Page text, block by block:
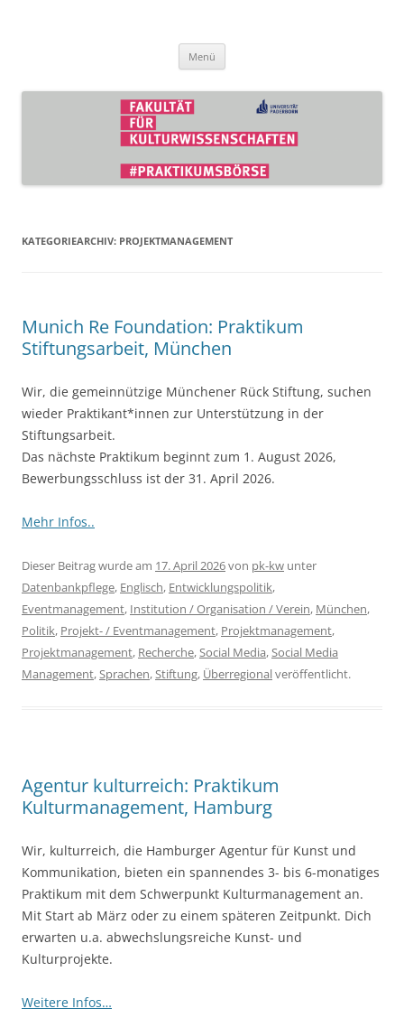
Kulturwissenschaften
Menü
KATEGORIEARCHIV: PROJEKTMANAGEMENT
Munich Re Foundation: Praktikum
Stiftungsarbeit, München
Wir, die gemeinnützige Münchener Rück Stiftung, suchen
wieder Praktikant*innen zur Unterstützung in der
Stiftungsarbeit.
Das nächste Praktikum beginnt zum 1. August 2026,
Bewerbungsschluss ist der 31. April 2026.
Mehr Infos..
Dieser Beitrag wurde am 17. April 2026von pk-kw unter
Datenbankpflege, Englisch, Entwicklungspolitik,
Eventmanagement, Institution / Organisation / Verein, München,
Politik, Projekt- / Eventmanagement, Projektmanagement,
Projektmanagement, Recherche,Social Media,Social Media
Management,Sprachen,Stiftung, Überregionalveröffentlicht.
Agentur kulturreich: Praktikum
Kulturmanagement, Hamburg
Wir, kulturreich, die Hamburger Agentur für Kunst und
Kommunikation, bieten ein spannendes 3- bis 6-monatiges
Praktikum mit dem Schwerpunkt Kulturmanagement an.
Mit Start ab März oder zu einem späteren Zeitpunkt. Dich
erwarten u.a. abwechslungsreiche Kunst- und
Kulturprojekte.
Weitere Infos…